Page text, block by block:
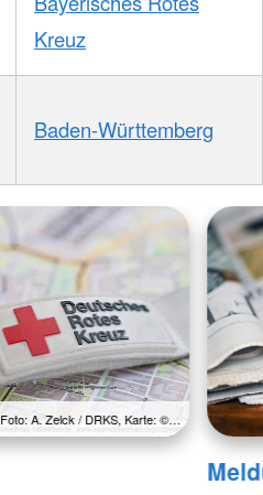
Kreuz
Baden-Württemberg
Foto: A. Zelck / DRKS, Karte: ©…